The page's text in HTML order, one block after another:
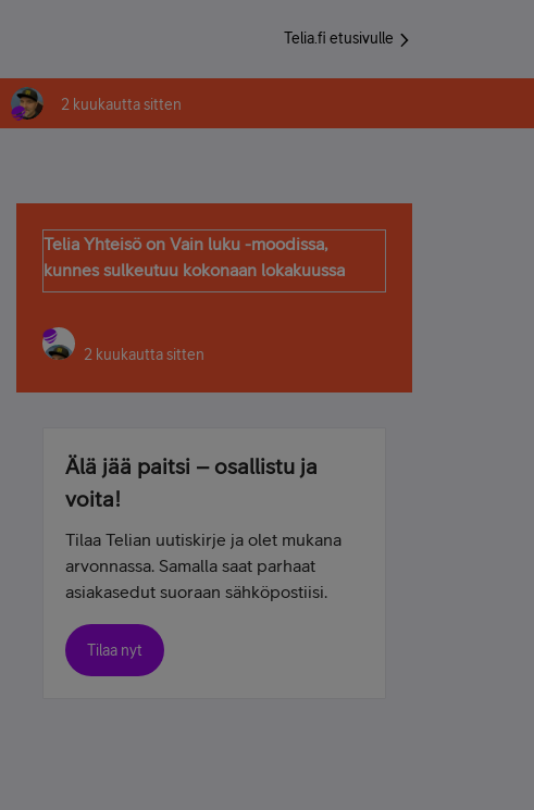
Telia.fi etusivulle
2 kuukautta sitten
Telia Yhteisö on Vain luku -moodissa,
kunnes sulkeutuu kokonaan lokakuussa
2 kuukautta sitten
Älä jää paitsi – osallistu ja
voita!
Tilaa Telian uutiskirje ja olet mukana
arvonnassa. Samalla saat parhaat
asiakasedut suoraan sähköpostiisi.
Tilaa nyt